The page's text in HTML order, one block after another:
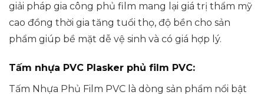
giải pháp gia công phủ film mang lại giá trị thẩm mỹ
cao đồng thời gia tăng tuổi thọ, độ bền cho sản
phẩm giúp bề mặt dễ vệ sinh và có giá hợp lý.
Tấm nhựa PVC Plasker phủ film PVC:
Tấm Nhựa Phủ Film PVC là dòng sản phẩm nổi bật